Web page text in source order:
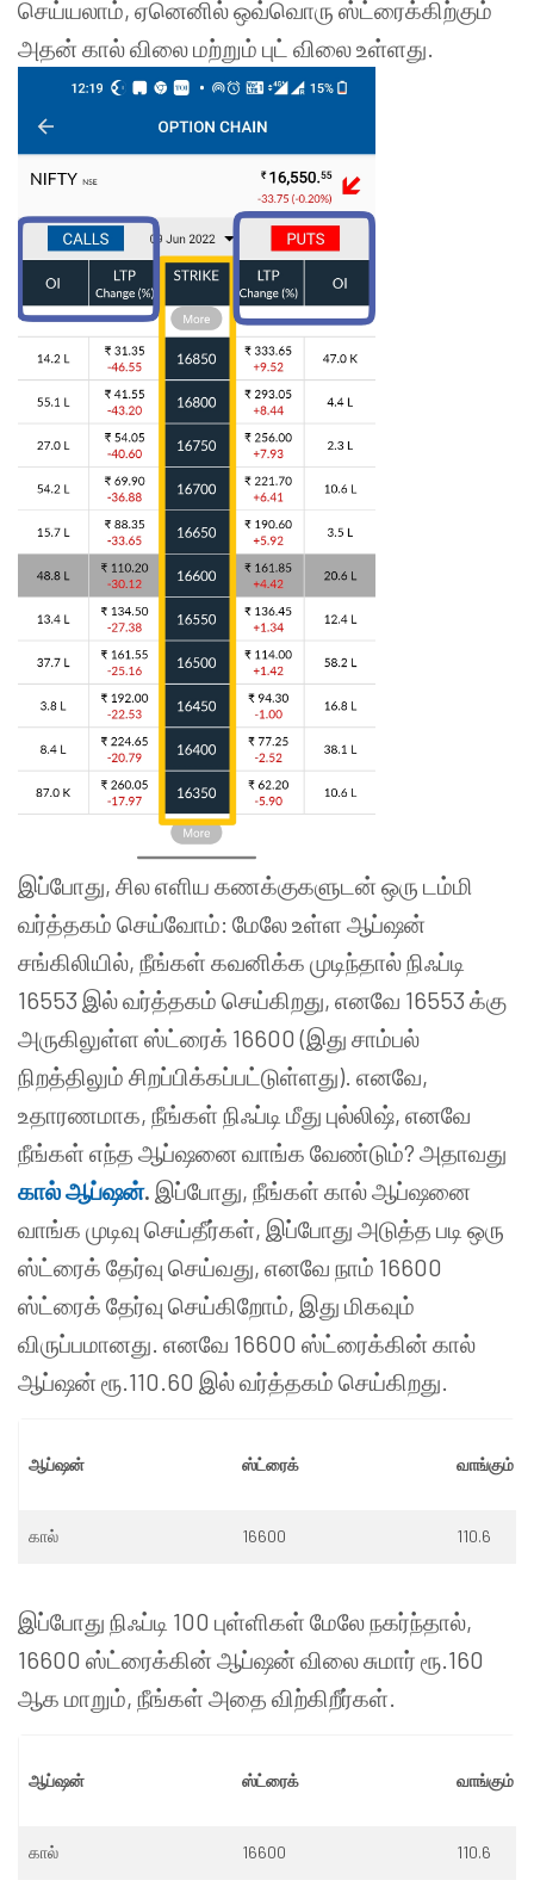
செய்யலாம், ஏனெனில் ஒவ்வொரு ஸ்ட்ரைக்கிற்கும்
அதன் கால் விலை மற்றும் புட் விலை உள்ளது.
இப்போது, சில எளிய கணக்குகளுடன் ஒரு டம்மி
வர்த்தகம் செய்வோம்: மேலே உள்ள ஆப்ஷன்
சங்கிலியில், நீங்கள் கவனிக்க முடிந்தால் நிஃப்டி
16553 இல் வர்த்தகம் செய்கிறது, எனவே 16553 க்கு
அருகிலுள்ள ஸ்ட்ரைக் 16600 (இது சாம்பல்
நிறத்திலும் சிறப்பிக்கப்பட்டுள்ளது). எனவே,
உதாரணமாக, நீங்கள் நிஃப்டி மீது புல்லிஷ், எனவே
நீங்கள் எந்த ஆப்ஷனை வாங்க வேண்டும்? அதாவது
கால் ஆப்ஷன். இப்போது, நீங்கள் கால் ஆப்ஷனை
வாங்க முடிவு செய்தீர்கள், இப்போது அடுத்த படி ஒரு
ஸ்ட்ரைக் தேர்வு செய்வது, எனவே நாம் 16600
ஸ்ட்ரைக் தேர்வு செய்கிறோம், இது மிகவும்
விருப்பமானது. எனவே 16600 ஸ்ட்ரைக்கின் கால்
ஆப்ஷன் ரூ.110.60 இல் வர்த்தகம் செய்கிறது.
ஆப்ஷன் ஸ்ட்ரைக் வாங்கும்
கால் 16600 110.6
இப்போது நிஃப்டி 100 புள்ளிகள் மேலே நகர்ந்தால்,
16600 ஸ்ட்ரைக்கின் ஆப்ஷன் விலை சுமார் ரூ.160
ஆக மாறும், நீங்கள் அதை விற்கிறீர்கள்.
ஆப்ஷன் ஸ்ட்ரைக் வாங்கும்
கால் 16600 110.6